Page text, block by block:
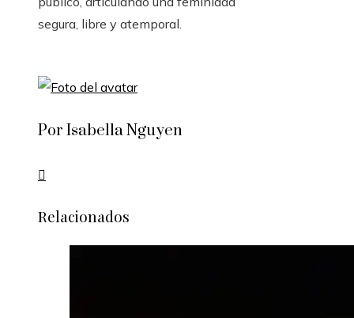
segura, libre y atemporal.
Por Isabella Nguyen
Relacionados